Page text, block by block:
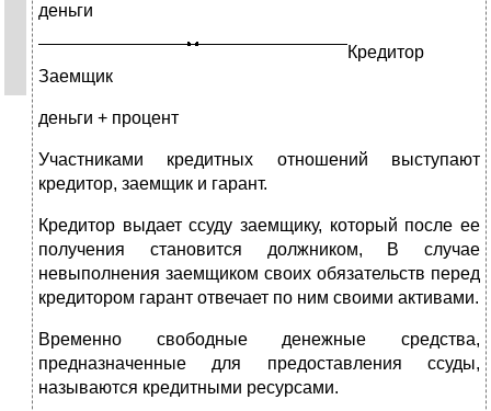
деньги
Кредитор
Заемщик
деньги + процент
Участниками кредитных отношений выступают
кредитор, заемщик и гарант.
Кредитор выдает ссуду заемщику, который после ее
получения становится должником, В случае
невыполнения заемщиком своих обязательств перед
кредитором гарант отвечает по ним своими активами.
Временно свободные денежные средства,
предназначенные для предоставления ссуды,
называются кредитными ресурсами.